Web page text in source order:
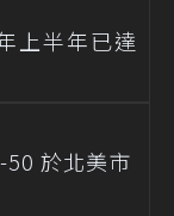
上半年已達
於北美市